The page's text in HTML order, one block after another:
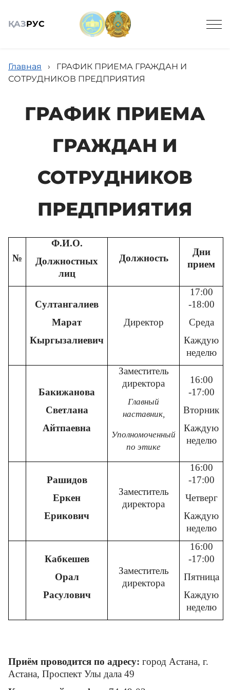
ҚАЗРУС
Общие сведения
Кадровое обеспечение
Услуги
Контакты
предприятия
Адалдық алаңы
Версия для слабовидящих
Главная ›
ГРАФИК ПРИЕМА ГРАЖДАН И
СОТРУДНИКОВ ПРЕДПРИЯТИЯ
ГРАФИК ПРИЕМА
ГРАЖДАН И
СОТРУДНИКОВ
ПРЕДПРИЯТИЯ
№
Ф.И.О.
Должностных
лиц
Должность
Дни
прием
Султангалиев
Марат
Кыргызалиевич
Директор
17:00
-18:00
Среда
Каждую
неделю
Бакижанова
Светлана
Айтпаевна
Заместитель
директора
Главный
наставник,
Уполномоченный
по этике
16:00
-17:00
Вторник
Каждую
неделю
Рашидов
Еркен
Ерикович
Заместитель
директора
16:00
-17:00
Четверг
Каждую
неделю
Кабкешев
Орал
Расулович
Заместитель
директора
16:00
-17:00
Пятница
Каждую
неделю
Приём проводится по адресу: город Астана, г.
Астана, Проспект Улы дала 49